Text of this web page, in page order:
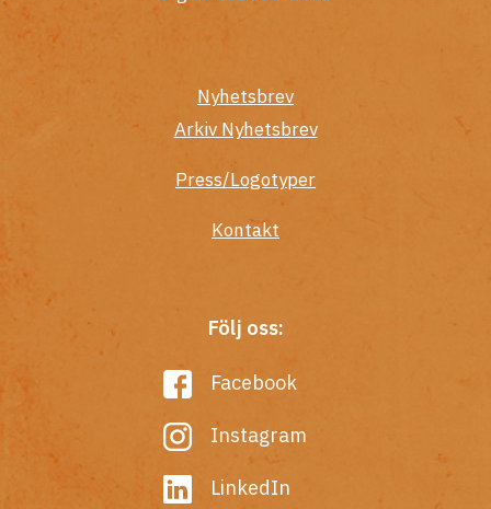
Nyhetsbrev
Arkiv Nyhetsbrev
Press/Logotyper
Kontakt
Följ oss:
Facebook
Instagram
LinkedIn